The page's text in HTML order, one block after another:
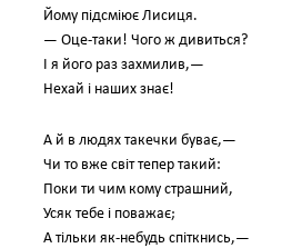
Йому підсміює Лисиця.
— Оце-таки! Чого ж дивиться?
І я його раз захмилив,—
Нехай і наших знає!
А й в людях такечки буває,—
Чи то вже світ тепер такий:
Поки ти чим кому страшний,
Усяк тебе і поважає;
А тільки як-небудь спіткнись,—